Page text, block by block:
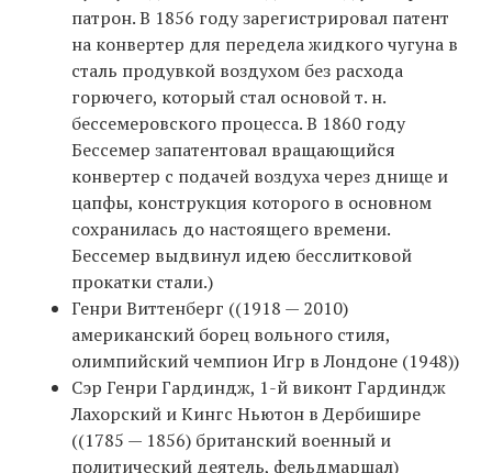
патрон. В 1856 году зарегистрировал патент
на конвертер для передела жидкого чугуна в
сталь продувкой воздухом без расхода
горючего, который стал основой т. н.
бессемеровского процесса. В 1860 году
Бессемер запатентовал вращающийся
конвертер с подачей воздуха через днище и
цапфы, конструкция которого в основном
сохранилась до настоящего времени.
Бессемер выдвинул идею бесслитковой
прокатки стали.)
Генри Виттенберг ((1918 — 2010)
американский борец вольного стиля,
олимпийский чемпион Игр в Лондоне (1948))
Сэр Генри Гардиндж, 1-й виконт Гардиндж
Лахорский и Кингс Ньютон в Дербишире
((1785 — 1856) британский военный и
политический деятель, фельдмаршал)